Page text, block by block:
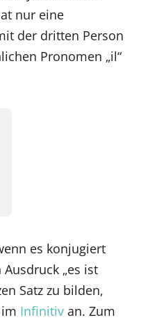
nur eine
der dritten Person
Pronomen „il“
es konjugiert
„es ist
Satz zu bilden,
Infinitiv an. Zum